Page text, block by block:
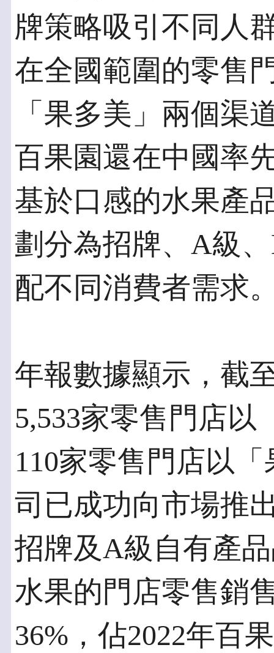
牌策略吸引不同人
在全國範圍的零售
「果多美」兩個渠
百果園還在中國率
基於口感的水果產
劃分為招牌、A級
配不同消費者需求
年報數據顯示，截
5,533家零售門店以
110家零售門店以
司已成功向市場推
招牌及A級自有產
水果的門店零售銷
36%，佔2022年百